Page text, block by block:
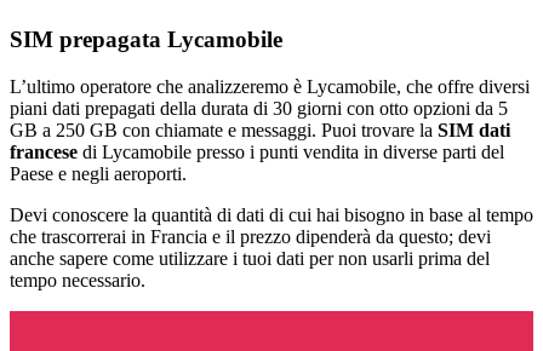
SIM prepagata Lycamobile
L’ultimo operatore che analizzeremo è Lycamobile, che offre diversi
piani dati prepagati della durata di 30 giorni con otto opzioni da 5
GB a 250 GB con chiamate e messaggi. Puoi trovare la SIM dati
francese di Lycamobile presso i punti vendita in diverse parti del
Paese e negli aeroporti.
Devi conoscere la quantità di dati di cui hai bisogno in base al tempo
che trascorrerai in Francia e il prezzo dipenderà da questo; devi
anche sapere come utilizzare i tuoi dati per non usarli prima del
tempo necessario.